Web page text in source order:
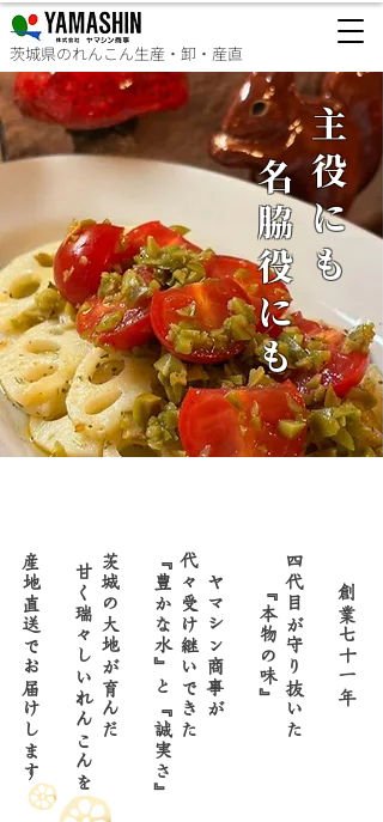
茨城県のれんこん生産・卸・産直
名脇役にも​主役にも
創業七十一年
四代目が守り抜いた
『本物の味』
​ヤマシン商事が
代々受け継いできた
『豊かな水』と『誠実さ』
茨城の大地が育んだ
甘く瑞々しいれんこんを
産地直送でお届けします